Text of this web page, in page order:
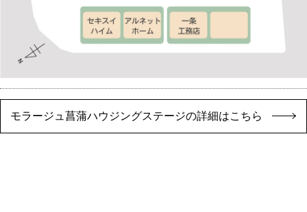
モラージュ菖蒲ハウジングステージの詳細はこちら